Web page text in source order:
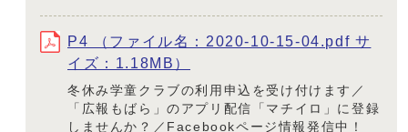
P4 （ファイル名：2020-10-15-04.pdf サ
イズ：1.18MB）
冬休み学童クラブの利用申込を受け付けます／
「広報もばら」のアプリ配信「マチイロ」に登録
しませんか？／Facebookページ情報発信中！